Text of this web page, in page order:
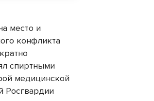
место и
конфликта
спиртными
медицинской
Росгвардии